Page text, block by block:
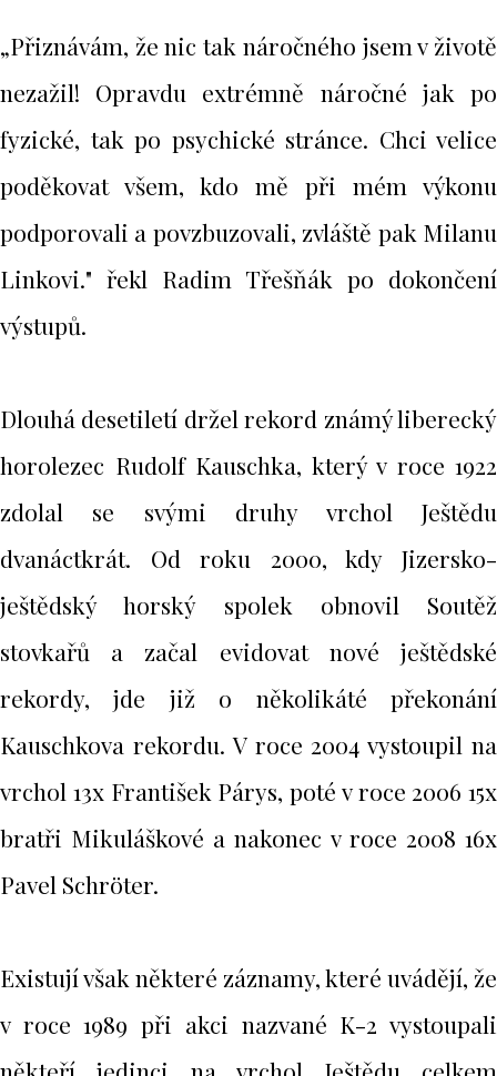
„Přiznávám, že nic tak náročného jsem v životě
nezažil! Opravdu extrémně náročné jak po
fyzické, tak po psychické stránce. Chci velice
poděkovat všem, kdo mě při mém výkonu
podporovali a povzbuzovali, zvláště pak Milanu
Linkovi." řekl Radim Třešňák po dokončení
výstupů.
Dlouhá desetiletí držel rekord známý liberecký
horolezec Rudolf Kauschka, který v roce 1922
zdolal se svými druhy vrchol Ještědu
dvanáctkrát. Od roku 2000, kdy Jizersko-
ještědský horský spolek obnovil Soutěž
stovkařů a začal evidovat nové ještědské
rekordy, jde již o několikáté překonání
Kauschkova rekordu. V roce 2004 vystoupil na
vrchol 13x František Párys, poté v roce 2006 15x
bratři Mikuláškové a nakonec v roce 2008 16x
Pavel Schröter.
Existují však některé záznamy, které uvádějí, že
v roce 1989 při akci nazvané K-2 vystoupali